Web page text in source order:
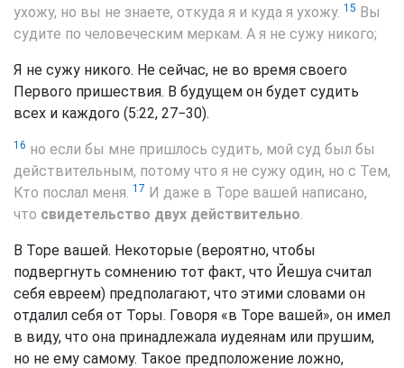
ухожу, но вы не знаете, откуда я и куда я ухожу. 15 Вы
судите по человеческим меркам. А я не сужу никого;
Я не сужу никого. Не сейчас, не во время своего
Первого пришествия. В будущем он будет судить
всех и каждого (5:22, 27−30).
16 но если бы мне пришлось судить, мой суд был бы
действительным, потому что я не сужу один, но с Тем,
Кто послал меня. 17 И даже в Торе вашей написано,
что свидетельство двух действительно.
В Торе вашей. Некоторые (вероятно, чтобы
подвергнуть сомнению тот факт, что Йешуа считал
себя евреем) предполагают, что этими словами он
отдалил себя от Торы. Говоря «в Торе вашей», он имел
в виду, что она принадлежала иудеянам или прушим,
но не ему самому. Такое предположение ложно,